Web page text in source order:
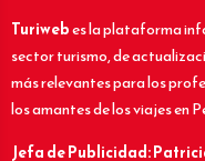
Turiwebes la plataforma
sector turismo, de
más relevantes para los
los amantes de los viajes en
Jefa de Publicidad: